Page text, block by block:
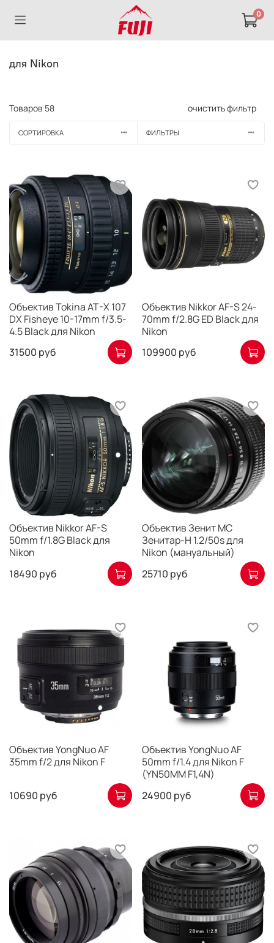
0
для Nikon
Товаров 58 очистить фильтр
СОРТИРОВКА ФИЛЬТРЫ
Объектив Tokina AT-X 107
DX Fisheye 10-17mm f/3.5-
4.5 Black для Nikon
31500 руб
Объектив Nikkor AF-S 24-
70mm f/2.8G ED Black для
Nikon
109900 руб
Объектив Nikkor AF-S
50mm f/1.8G Black для
Nikon
18490 руб
Объектив Зенит МС
Зенитар-H 1.2/50s для
Nikon (мануальный)
25710 руб
Объектив YongNuo AF
35mm f/2 для Nikon F
10690 руб
Объектив YongNuo AF
50mm f/1.4 для Nikon F
(YN50MM F1,4N)
24900 руб